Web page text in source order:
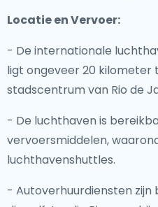
Locatie en Vervoer:
- De internationale
ligt ongeveer 20 kilometer
stadscentrum van Rio de
- De luchthaven is
vervoersmiddelen,
luchthavenshuttles.
- Autoverhuurdiensten zijn